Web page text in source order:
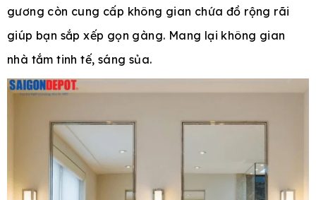
gương còn cung cấp không gian chứa đồ rộng rãi
giúp bạn sắp xếp gọn gàng. Mang lại không gian
nhà tắm tinh tế, sáng sủa.